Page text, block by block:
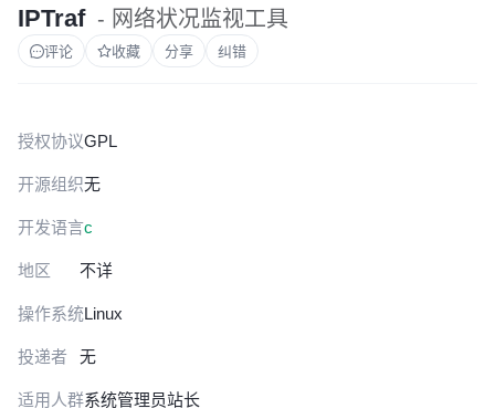
IPTraf - 网络状况监视工具
评论 收藏 分享 纠错
授权协议GPL
开源组织无
开发语言c
地区 不详
操作系统Linux
投递者 无
适用人群系统管理员站长